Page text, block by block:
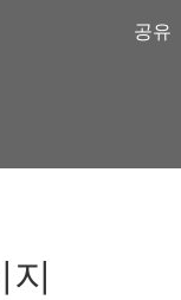
공유
지